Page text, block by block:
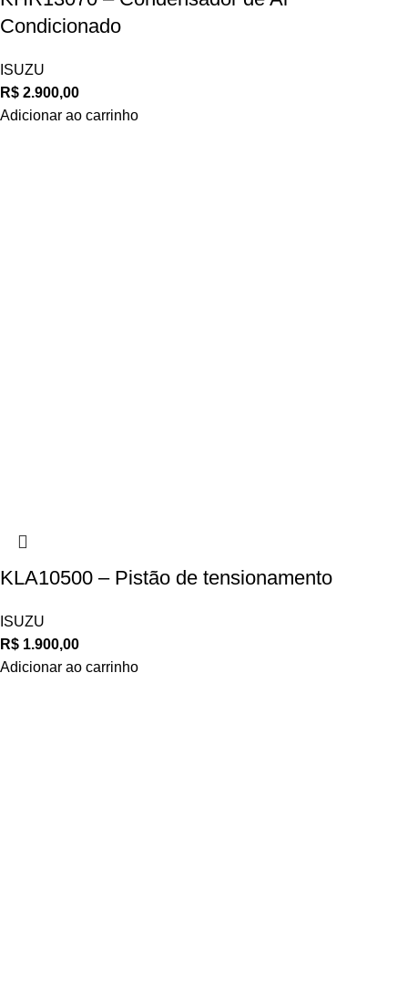
Condicionado
ISUZU
R$ 2.900,00
Adicionar ao carrinho
KLA10500 – Pistão de tensionamento
ISUZU
R$ 1.900,00
Adicionar ao carrinho